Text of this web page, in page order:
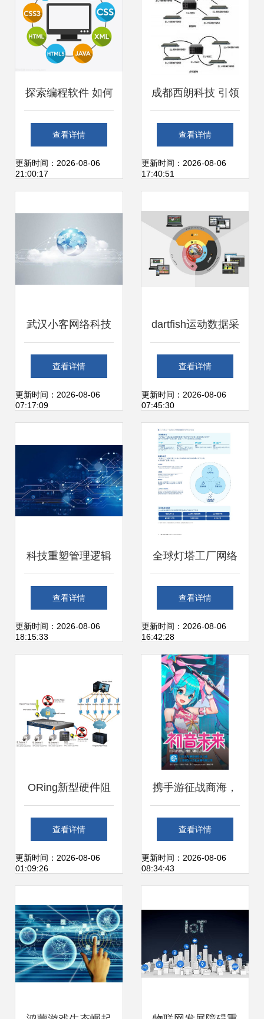
探索编程软件 如何
明智选择与高效开
展技术咨询
查看详情
更新时间：2026-08-06
21:00:17
成都西朗科技 引领
网络技术开发新潮
流，诚挚欢迎您的
查看详情
更新时间：2026-08-06
17:40:51
武汉小客网络科技
服务端开发工程师
的技术咨询角色解
查看详情
更新时间：2026-08-06
07:17:09
dartfish运动数据采
集与分析讲座沈阳
站成功举办，彰显
网络技术开发新高
度
查看详情
更新时间：2026-08-06
07:45:30
科技重塑管理逻辑
从财升团队转型看
AI系统如何变革互
查看详情
更新时间：2026-08-06
18:15:33
全球灯塔工厂网络
第四次工业革命的
前沿印迹与技术咨
询的赋能逻辑
查看详情
更新时间：2026-08-06
16:42:28
ORing新型硬件阻
断技术 构建坚不可
摧的网络系统，杜
查看详情
更新时间：2026-08-06
01:09:26
携手游征战商海，
网络开发助您成就
辉煌人生
查看详情
更新时间：2026-08-06
08:34:43